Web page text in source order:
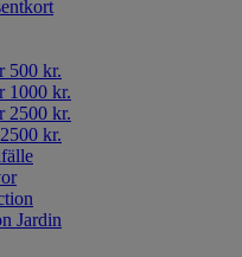
500 kr.
1000 kr.
2500 kr.
kr.
Jardin